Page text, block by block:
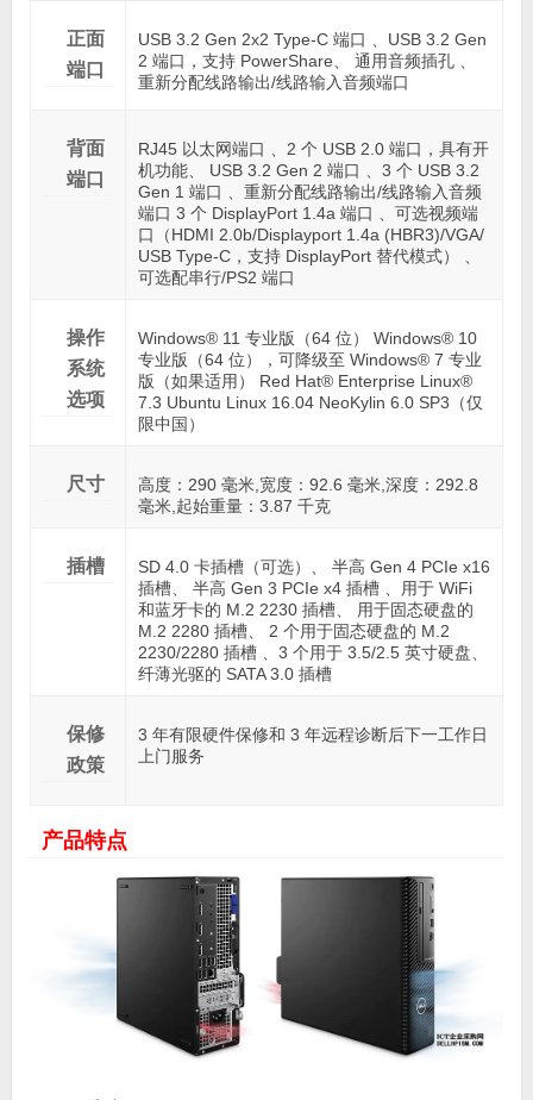
正面
端口
USB 3.2 Gen 2x2 Type-C 端口 、USB 3.2 Gen
2 端口，支持 PowerShare、 通用音频插孔 、
重新分配线路输出/线路输入音频端口
背面
端口
RJ45 以太网端口 、2 个 USB 2.0 端口，具有开
机功能、 USB 3.2 Gen 2 端口 、3 个 USB 3.2
Gen 1 端口 、重新分配线路输出/线路输入音频
端口 3 个 DisplayPort 1.4a 端口 、可选视频端
口（HDMI 2.0b/Displayport 1.4a (HBR3)/VGA/
USB Type-C，支持 DisplayPort 替代模式） 、
可选配串行/PS2 端口
操作
系统
选项
Windows® 11 专业版（64 位） Windows® 10
专业版（64 位），可降级至 Windows® 7 专业
版（如果适用） Red Hat® Enterprise Linux®
7.3 Ubuntu Linux 16.04 NeoKylin 6.0 SP3（仅
限中国）
尺寸
高度：290 毫米,宽度：92.6 毫米,深度：292.8
毫米,起始重量：3.87 千克
插槽
SD 4.0 卡插槽（可选）、 半高 Gen 4 PCIe x16
插槽、 半高 Gen 3 PCIe x4 插槽 、用于 WiFi
和蓝牙卡的 M.2 2230 插槽、 用于固态硬盘的
M.2 2280 插槽、 2 个用于固态硬盘的 M.2
2230/2280 插槽 、3 个用于 3.5/2.5 英寸硬盘、
纤薄光驱的 SATA 3.0 插槽
保修
政策
3 年有限硬件保修和 3 年远程诊断后下一工作日
上门服务
产品特点